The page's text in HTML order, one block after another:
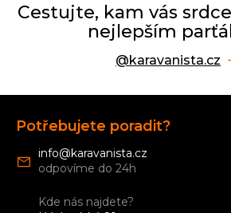
d
a
í
r
Cestujte, kam vás
nejlepším
@karavanista.cz
Potřebujete poradit?
info@karavanista.cz
Kde nás najdete?